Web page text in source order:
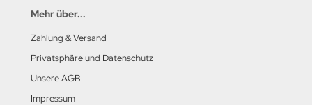
Mehr über...
Zahlung & Versand
Privatsphäre und Datenschutz
Unsere AGB
Impressum